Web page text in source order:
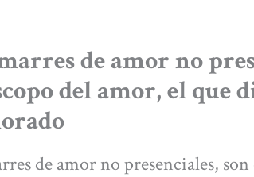
de amor no
del amor, el que
de amor no presenciales,